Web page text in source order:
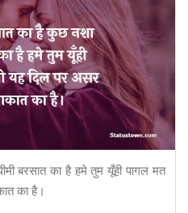
बरसात का है हमे तुम यूँही पागल मत
का है।